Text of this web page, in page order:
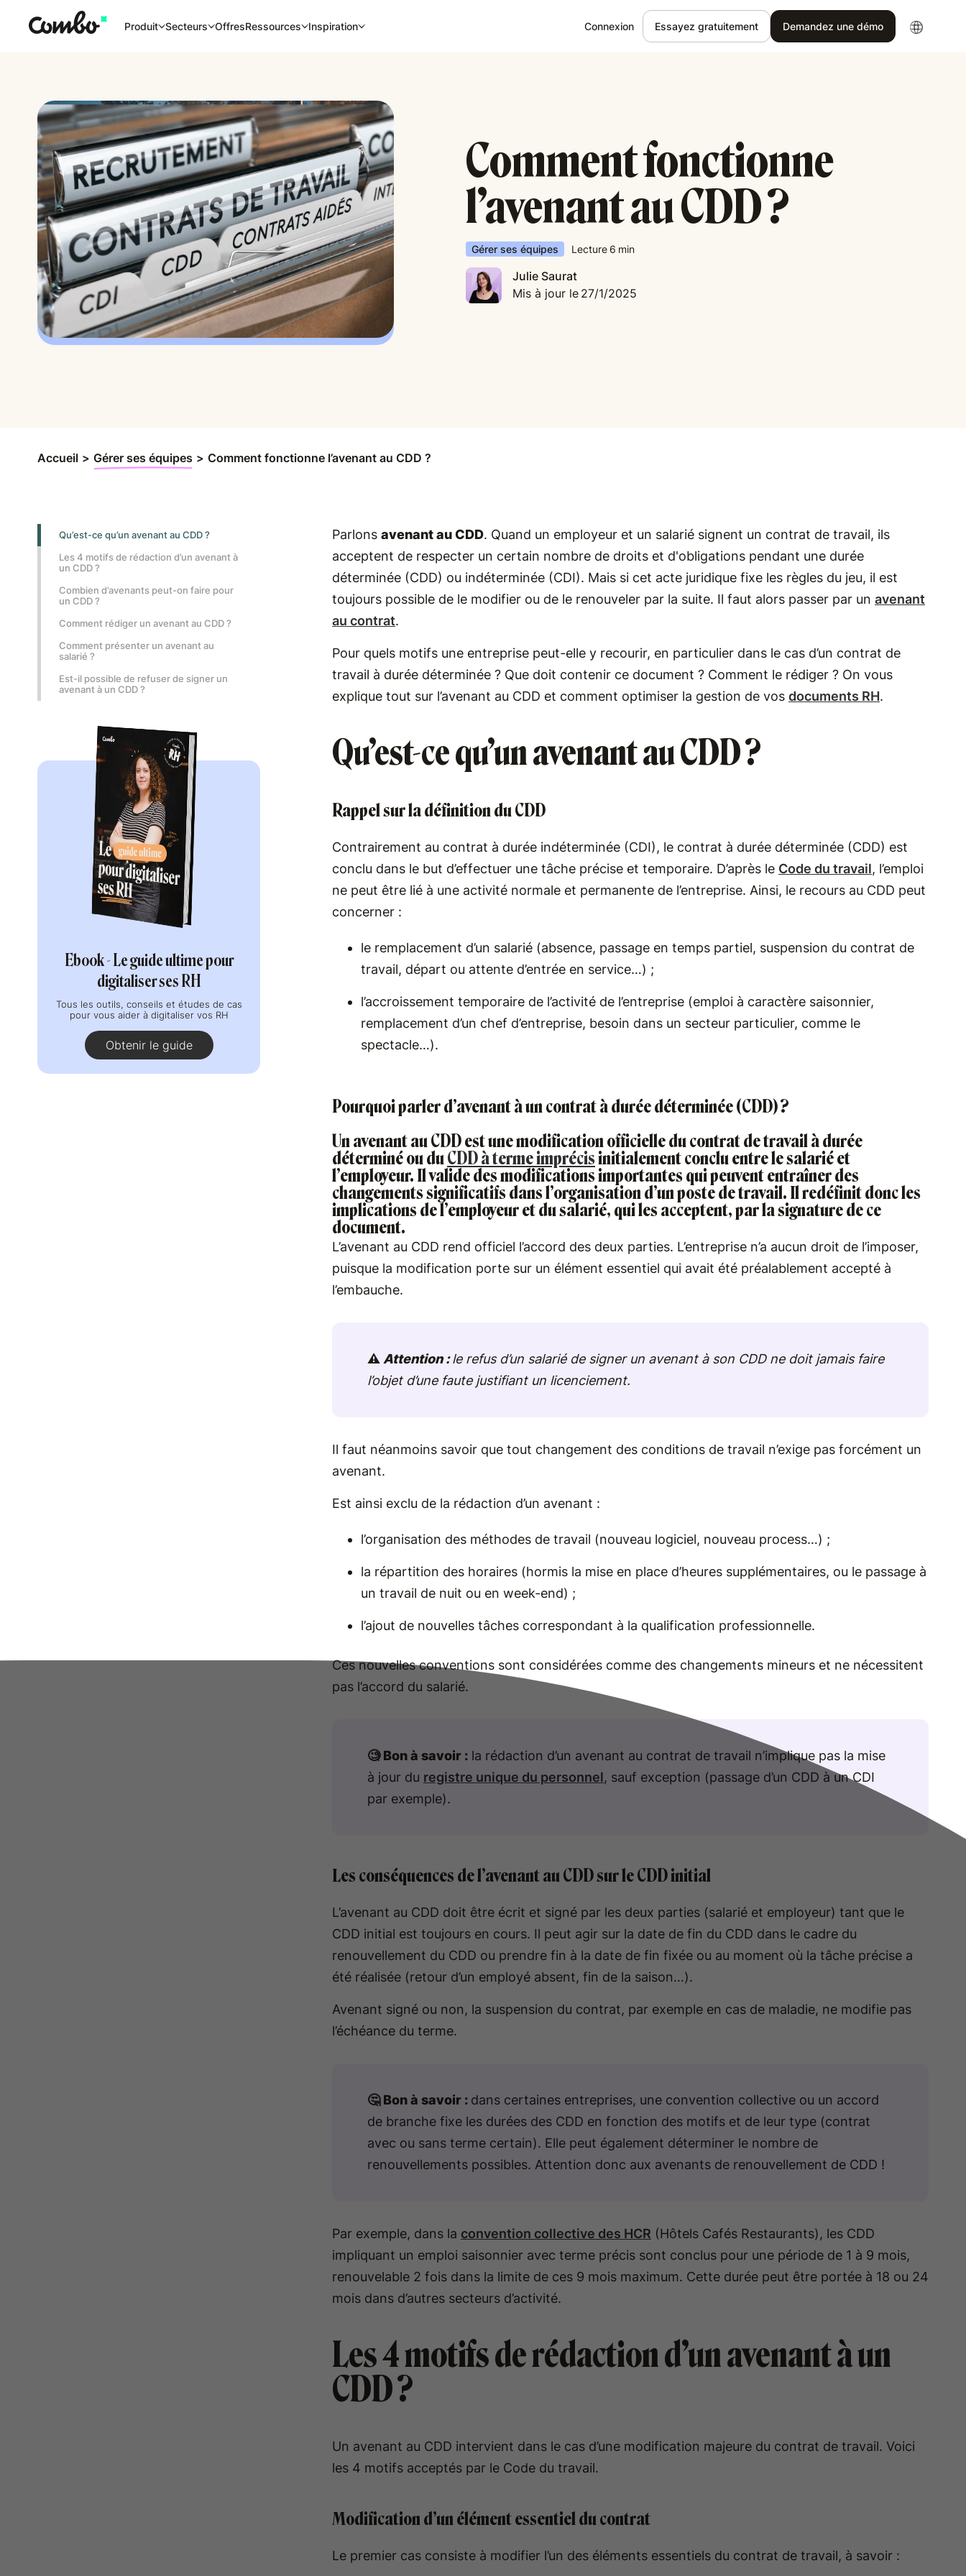
Produit Secteurs OffresRessources Inspiration Connexion Essayez gratuitement Demandez une démo
Comment fonctionne
l’avenant au CDD ?
Gérer ses équipes Lecture 6 min
Julie Saurat
Mis à jour le 27/1/2025
Accueil > Gérer ses équipes > Comment fonctionne l’avenant au CDD ?
Qu’est-ce qu’un avenant au CDD ?
Les 4 motifs de rédaction d’un avenant à
un CDD ?
Combien d’avenants peut-on faire pour
un CDD ?
Comment rédiger un avenant au CDD ?
Comment présenter un avenant au
salarié ?
Est-il possible de refuser de signer un
avenant à un CDD ?
Ebook - Le guide ultime pour
digitaliser ses RH
Tous les outils, conseils et études de cas
pour vous aider à digitaliser vos RH
Obtenir le guide
Parlons avenant au CDD. Quand un employeur et un salarié signent un contrat de travail, ils
acceptent de respecter un certain nombre de droits et d'obligations pendant une durée
déterminée (CDD) ou indéterminée (CDI). Mais si cet acte juridique fixe les règles du jeu, il est
toujours possible de le modifier ou de le renouveler par la suite. Il faut alors passer par un avenant
au contrat.
Pour quels motifs une entreprise peut-elle y recourir, en particulier dans le cas d’un contrat de
travail à durée déterminée ? Que doit contenir ce document ? Comment le rédiger ? On vous
explique tout sur l’avenant au CDD et comment optimiser la gestion de vos documents RH.
Qu’est-ce qu’un avenant au CDD ?
Rappel sur la définition du CDD
Contrairement au contrat à durée indéterminée (CDI), le contrat à durée déterminée (CDD) est
conclu dans le but d’effectuer une tâche précise et temporaire. D’après le Code du travail, l’emploi
ne peut être lié à une activité normale et permanente de l’entreprise. Ainsi, le recours au CDD peut
concerner :
le remplacement d’un salarié (absence, passage en temps partiel, suspension du contrat de
travail, départ ou attente d’entrée en service…) ;
l’accroissement temporaire de l’activité de l’entreprise (emploi à caractère saisonnier,
remplacement d’un chef d’entreprise, besoin dans un secteur particulier, comme le
spectacle…).
Pourquoi parler d’avenant à un contrat à durée déterminée (CDD) ?
Un avenant au CDD est unemodification officielle du contrat de travail à durée
déterminéou duCDD à terme imprécisinitialement conclu entre le salarié et
l’employeur. Il valide des modifications importantes qui peuvent entraîner des
changements significatifs dans l’organisation d’un poste de travail. Il redéfinit donc les
implications de l’employeur et du salarié, qui les acceptent, par la signature de ce
document.
L’avenant au CDD rend officiel l’accord des deux parties. L’entreprise n’a aucun droit de l’imposer,
puisque la modification porte sur un élément essentiel qui avait été préalablement accepté à
l’embauche.
⚠️Attention :le refus d’un salarié de signer un avenant à son CDD ne doit jamais faire
l’objet d’une faute justifiant un licenciement.
Il faut néanmoins savoir que tout changement des conditions de travail n’exige pas forcément un
avenant.
Est ainsi exclu de la rédaction d’un avenant :
l’organisation des méthodes de travail (nouveau logiciel, nouveau process…) ;
la répartition des horaires (hormis la mise en place d’heures supplémentaires, ou le passage à
un travail de nuit ou en week-end) ;
l’ajout de nouvelles tâches correspondant à la qualification professionnelle.
Ces nouvelles conventions sont considérées comme des changements mineurs et ne nécessitent
pas l’accord du salarié.
🧐 Bon à savoir : la rédaction d’un avenant au contrat de travail n’implique pas la mise
à jour du registre unique du personnel, sauf exception (passage d’un CDD à un CDI
par exemple).
Les conséquences de l’avenant au CDD sur le CDD initial
L’avenant au CDD doit être écrit et signé par les deux parties (salarié et employeur) tant que le
CDD initial est toujours en cours. Il peut agir sur la date de fin du CDD dans le cadre du
renouvellement du CDD ou prendre fin à la date de fin fixée ou au moment où la tâche précise a
été réalisée (retour d’un employé absent, fin de la saison…).
Avenant signé ou non, la suspension du contrat, par exemple en cas de maladie, ne modifie pas
l’échéance du terme.
🤔 Bon à savoir : dans certaines entreprises, une convention collective ou un accord
de branche fixe les durées des CDD en fonction des motifs et de leur type (contrat
avec ou sans terme certain). Elle peut également déterminer le nombre de
renouvellements possibles. Attention donc aux avenants de renouvellement de CDD !
Par exemple, dans la convention collective des HCR (Hôtels Cafés Restaurants), les CDD
impliquant un emploi saisonnier avec terme précis sont conclus pour une période de 1 à 9 mois,
renouvelable 2 fois dans la limite de ces 9 mois maximum. Cette durée peut être portée à 18 ou 24
mois dans d’autres secteurs d’activité.
Les 4 motifs de rédaction d’un avenant à un
CDD ?
Un avenant au CDD intervient dans le cas d’une modification majeure du contrat de travail. Voici
les 4 motifs acceptés par le Code du travail.
Modification d’un élément essentiel du contrat
Le premier cas consiste à modifier l’un des éléments essentiels du contrat de travail, à savoir :